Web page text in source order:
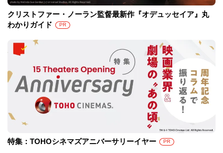
クリストファー・ノーラン監督最新作『オデュッセイア』丸
わかりガイド
PR
特集：TOHOシネマズアニバーサリーイヤー PR